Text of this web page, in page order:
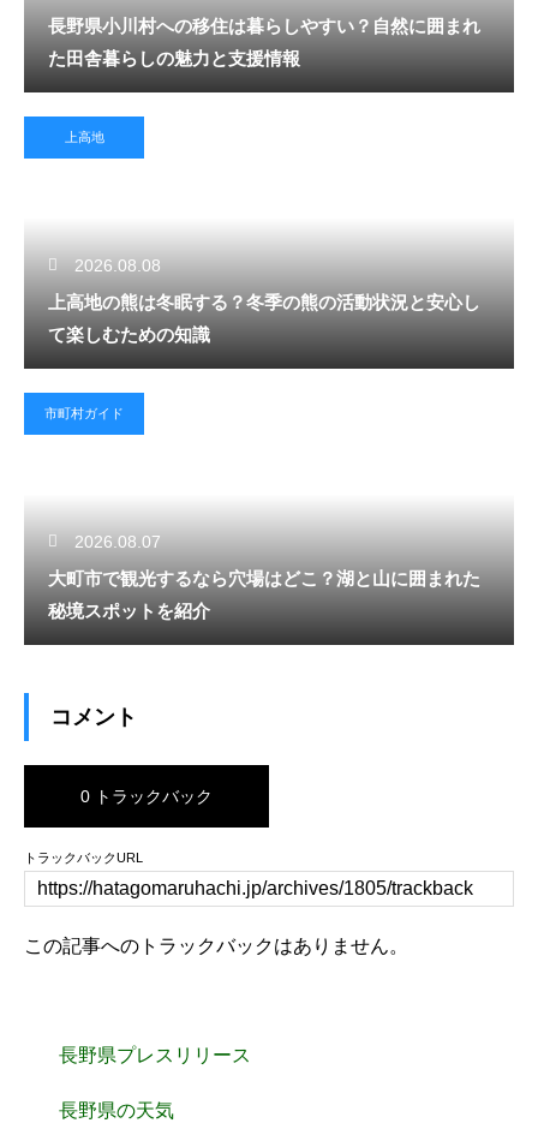
長野県小川村への移住は暮らしやすい？自然に囲まれ
た田舎暮らしの魅力と支援情報
上高地
2026.08.08
上高地の熊は冬眠する？冬季の熊の活動状況と安心し
て楽しむための知識
市町村ガイド
2026.08.07
大町市で観光するなら穴場はどこ？湖と山に囲まれた
秘境スポットを紹介
コメント
0 トラックバック
トラックバックURL
この記事へのトラックバックはありません。
長野県プレスリリース
長野県の天気